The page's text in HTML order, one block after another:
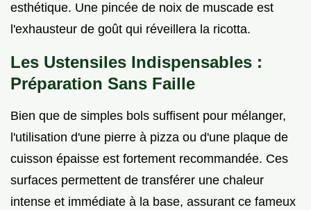
esthétique. Une pincée de noix de muscade est
l'exhausteur de goût qui réveillera la ricotta.
Les Ustensiles Indispensables :
Préparation Sans Faille
Bien que de simples bols suffisent pour mélanger,
l'utilisation d'une pierre à pizza ou d'une plaque de
cuisson épaisse est fortement recommandée. Ces
surfaces permettent de transférer une chaleur
intense et immédiate à la base, assurant ce fameux